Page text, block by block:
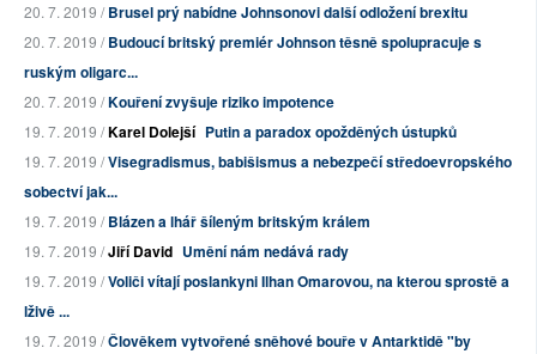
20. 7. 2019 /Brusel prý nabídne Johnsonovi další odložení brexitu
20. 7. 2019 /Budoucí britský premiér Johnson těsně spolupracuje s
ruským oligarc...
20. 7. 2019 /Kouření zvyšuje riziko impotence
19. 7. 2019 /Karel Dolejší Putin a paradox opožděných ústupků
19. 7. 2019 /Visegradismus, babišismus a nebezpečí středoevropského
sobectví jak...
19. 7. 2019 /Blázen a lhář šíleným britským králem
19. 7. 2019 /Jiří David Umění nám nedává rady
19. 7. 2019 /Voliči vítají poslankyni Ilhan Omarovou, na kterou sprostě a
lživě ...
19. 7. 2019 /Člověkem vytvořené sněhové bouře v Antarktidě "by